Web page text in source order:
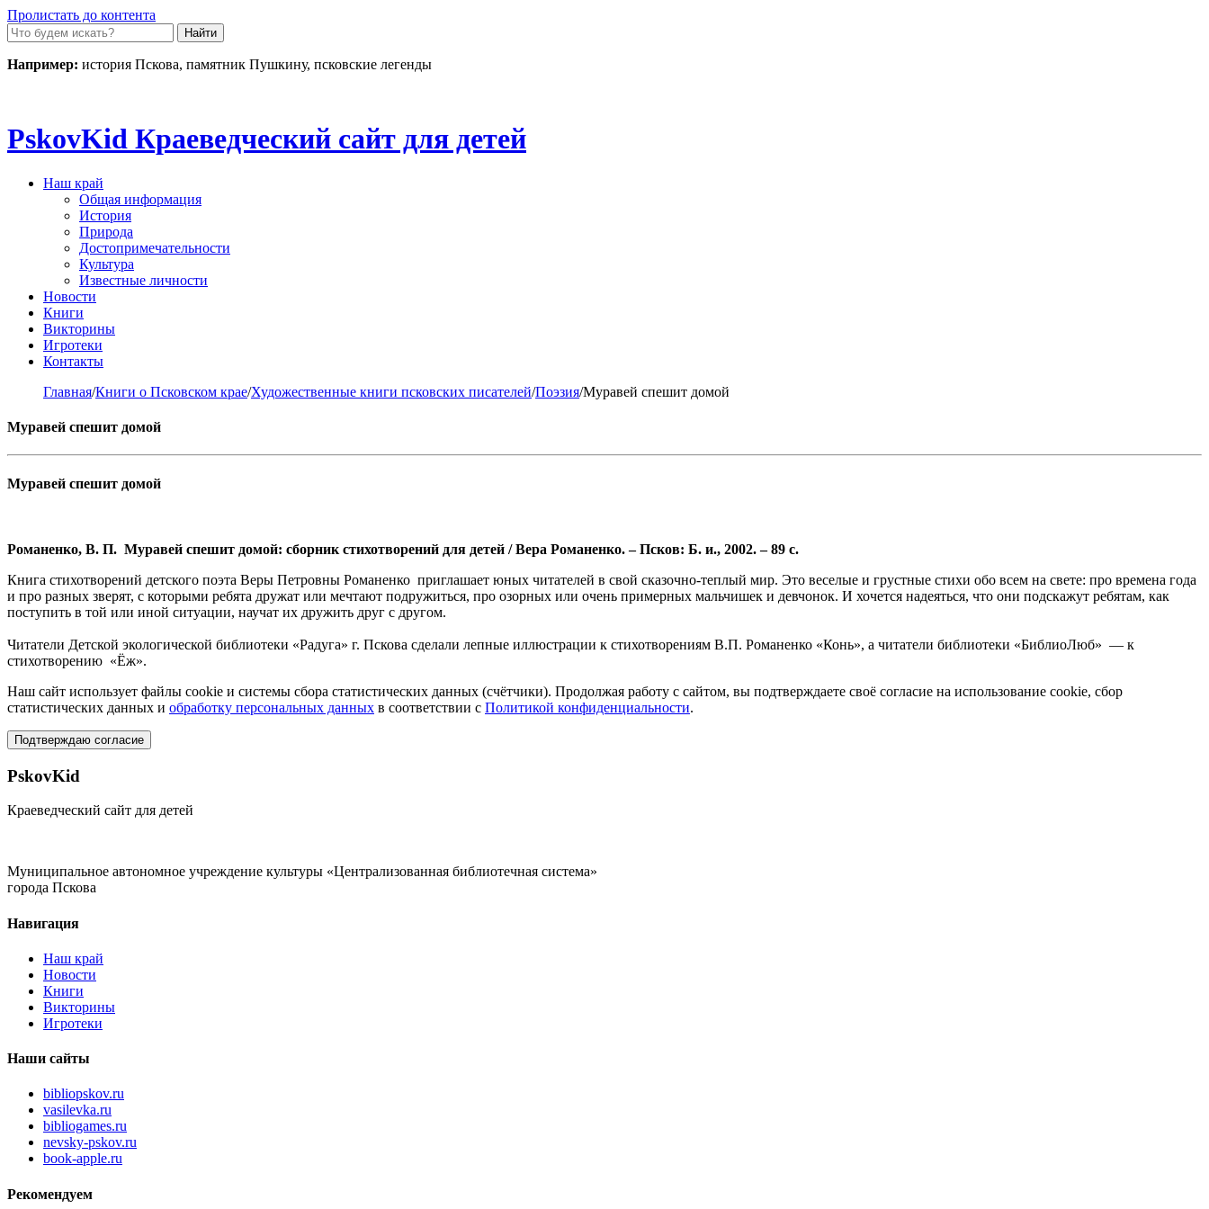
Пролистать до контента
Например: история Пскова, памятник Пушкину, псковские легенды
PskovKid Краеведческий сайт для детей
Наш край
Общая информация
История
Природа
Достопримечательности
Культура
Известные личности
Новости
Книги
Викторины
Игротеки
Контакты
Главная/Книги о Псковском крае/Художественные книги псковских писателей/Поэзия/Муравей спешит домой
Муравей спешит домой
Муравей спешит домой
Романенко, В. П. Муравей спешит домой: сборник стихотворений для детей / Вера Романенко. – Псков: Б. и., 2002. – 89 с.
Книга стихотворений детского поэта Веры Петровны Романенко приглашает юных читателей в свой сказочно-теплый мир. Это веселые и грустные стихи обо всем на свете: про времена года
и про разных зверят, с которыми ребята дружат или мечтают подружиться, про озорных или очень примерных мальчишек и девчонок. И хочется надеяться, что они подскажут ребятам, как
поступить в той или иной ситуации, научат их дружить друг с другом.
Читатели Детской экологической библиотеки «Радуга» г. Пскова сделали лепные иллюстрации к стихотворениям В.П. Романенко «Конь», а читатели библиотеки «БиблиоЛюб» — к
стихотворению «Ёж».
Наш сайт использует файлы cookie и системы сбора статистических данных (счётчики). Продолжая работу с сайтом, вы подтверждаете своё согласие на использование cookie, сбор
статистических данных и обработку персональных данных в соответствии с Политикой конфиденциальности.
Подтверждаю согласие
PskovKid
Краеведческий сайт для детей
Муниципальное автономное учреждение культуры «Централизованная библиотечная система»
города Пскова
Навигация
Наш край
Новости
Книги
Викторины
Игротеки
Наши сайты
bibliopskov.ru
vasilevka.ru
bibliogames.ru
nevsky-pskov.ru
book-apple.ru
Рекомендуем